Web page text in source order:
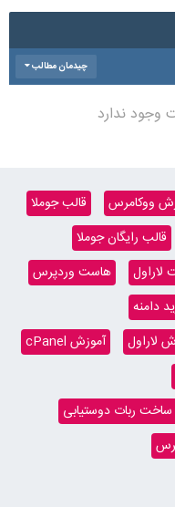
چیدمان مطالب
وجود ندارد
ووکامرس
قالب جوملا
قالب رایگان جوملا
هاست وردپرس
دامنه
لاراول
آموزش cPanel
ربات دوستیابی